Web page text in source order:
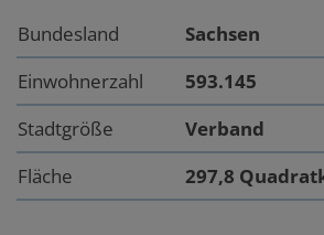
Bundesland
Sachsen
Einwohnerzahl
593.145
Stadtgröße
Verband
Fläche
297,8